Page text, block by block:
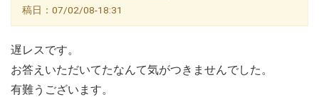
稿日：07/02/08-18:31
遅レスです。
お答えいただいてたなんて気がつきませんでした。
有難うございます。